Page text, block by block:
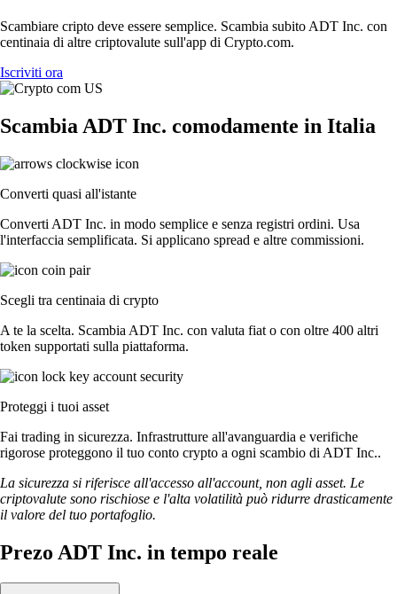
Scambiare cripto deve essere semplice. Scambia subito ADT Inc. con
centinaia di altre criptovalute sull'app di Crypto.com.
Iscriviti ora
Scambia ADT Inc. comodamente in Italia
Converti quasi all'istante
Converti ADT Inc. in modo semplice e senza registri ordini. Usa
l'interfaccia semplificata. Si applicano spread e altre commissioni.
Scegli tra centinaia di crypto
A te la scelta. Scambia ADT Inc. con valuta fiat o con oltre 400 altri
token supportati sulla piattaforma.
Proteggi i tuoi asset
Fai trading in sicurezza. Infrastrutture all'avanguardia e verifiche
rigorose proteggono il tuo conto crypto a ogni scambio di ADT Inc..
La sicurezza si riferisce all'accesso all'account, non agli asset. Le
criptovalute sono rischiose e l'alta volatilità può ridurre drasticamente
il valore del tuo portafoglio.
Prezo ADT Inc. in tempo reale